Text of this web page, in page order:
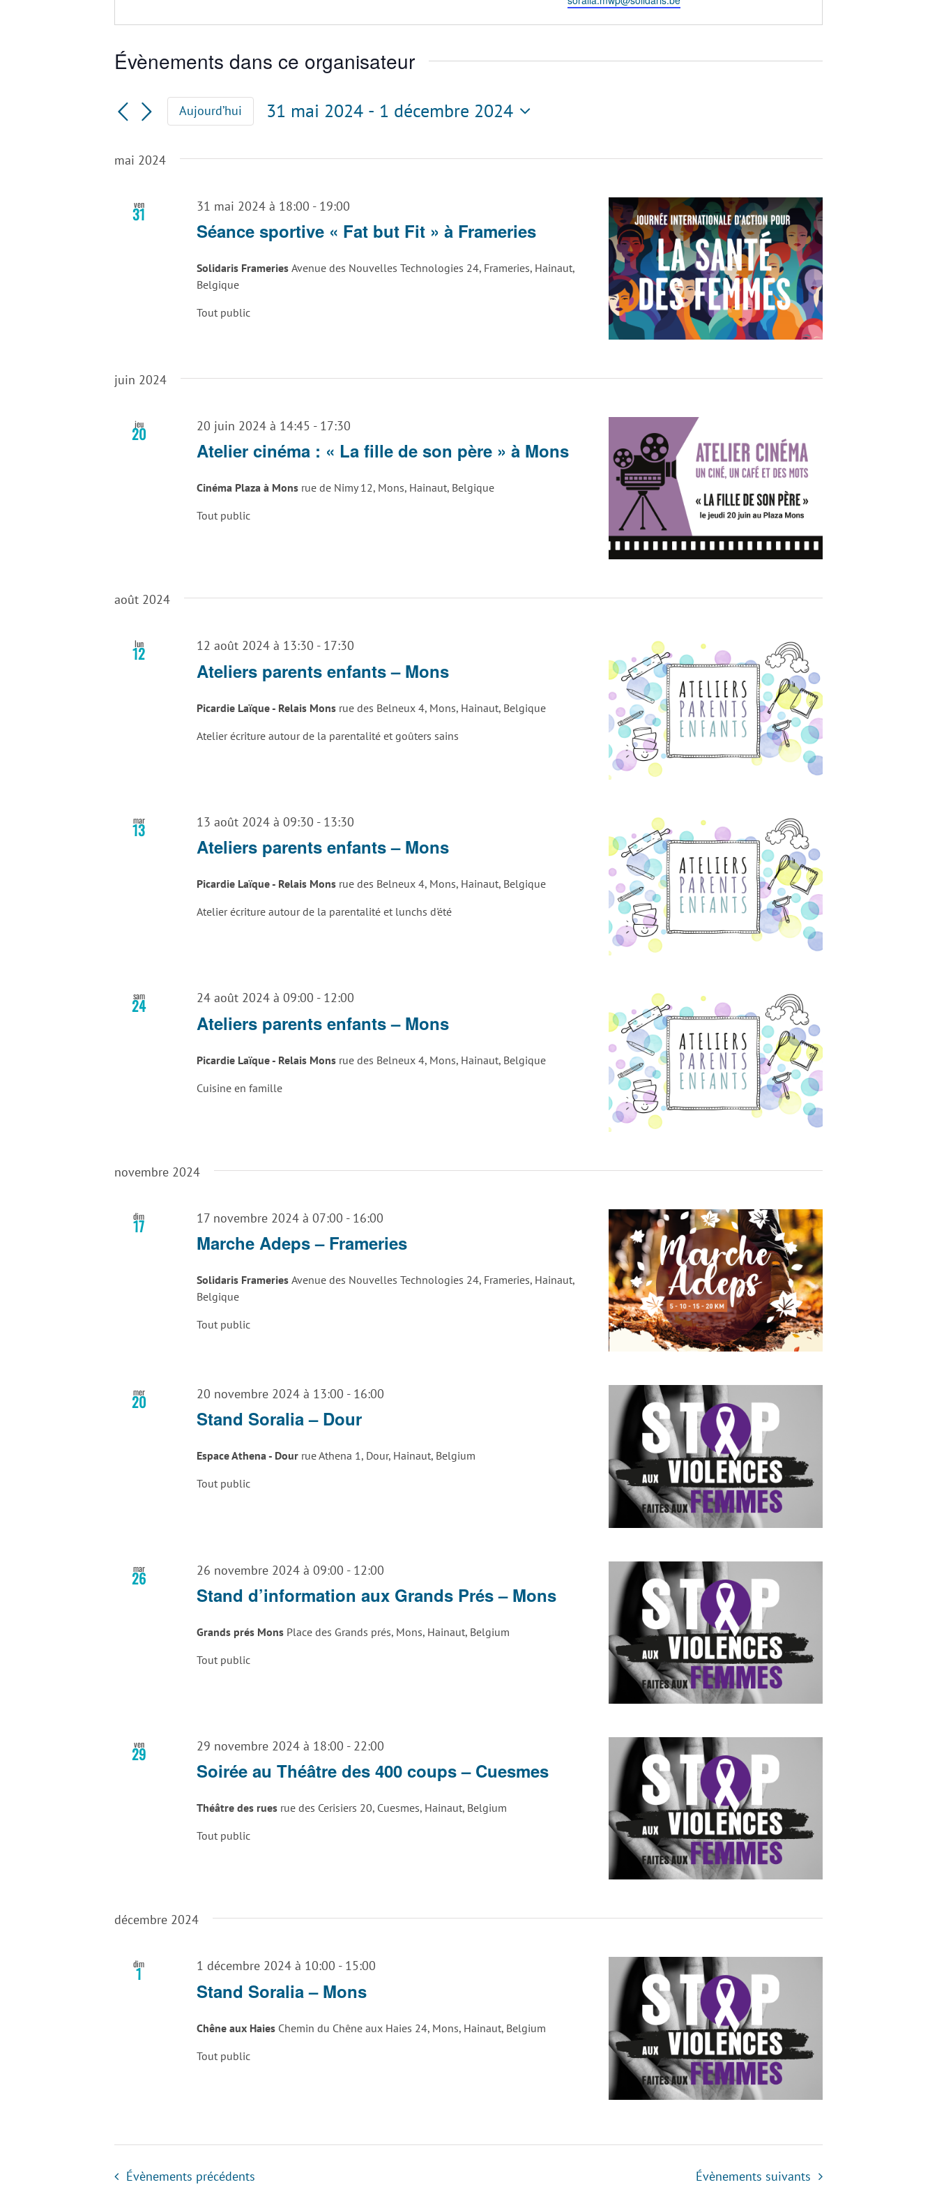
Évènements dans ce organisateur
Aujourd’hui 31 mai 2024 - 1 décembre 2024
date.
mai 2024
ven
31 31 mai 2024 à 18:00 - 19:00
Séance sportive « Fat but Fit » à Frameries
Solidaris FrameriesAvenue des Nouvelles Technologies 24, Frameries, Hainaut,
Belgique
Tout public
juin 2024
jeu
20 20 juin 2024 à 14:45 - 17:30
Atelier cinéma : « La fille de son père » à Mons
Cinéma Plaza à Mons rue de Nimy 12, Mons, Hainaut, Belgique
Tout public
août 2024
lun
12 12 août 2024 à 13:30 - 17:30
Ateliers parents enfants – Mons
Picardie Laïque - Relais Mons rue des Belneux 4, Mons, Hainaut, Belgique
Atelier écriture autour de la parentalité et goûters sains
mar
13 13 août 2024 à 09:30 - 13:30
Ateliers parents enfants – Mons
Picardie Laïque - Relais Mons rue des Belneux 4, Mons, Hainaut, Belgique
Atelier écriture autour de la parentalité et lunchs d'été
sam
24 24 août 2024 à 09:00 - 12:00
Ateliers parents enfants – Mons
Picardie Laïque - Relais Mons rue des Belneux 4, Mons, Hainaut, Belgique
Cuisine en famille
novembre 2024
dim
17 17 novembre 2024 à 07:00 - 16:00
Marche Adeps – Frameries
Solidaris FrameriesAvenue des Nouvelles Technologies 24, Frameries, Hainaut,
Belgique
Tout public
mer
20 20 novembre 2024 à 13:00 - 16:00
Stand Soralia – Dour
Espace Athena - Dour rue Athena 1, Dour, Hainaut, Belgium
Tout public
mar
26 26 novembre 2024 à 09:00 - 12:00
Stand d’information aux Grands Prés – Mons
Grands prés Mons Place des Grands prés, Mons, Hainaut, Belgium
Tout public
ven
29 29 novembre 2024 à 18:00 - 22:00
Soirée au Théâtre des 400 coups – Cuesmes
Théâtre des rues rue des Cerisiers 20, Cuesmes, Hainaut, Belgium
Tout public
décembre 2024
dim
1 1 décembre 2024 à 10:00 - 15:00
Stand Soralia – Mons
Chêne aux Haies Chemin du Chêne aux Haies 24, Mons, Hainaut, Belgium
Tout public
Évènements précédents Évènements suivants